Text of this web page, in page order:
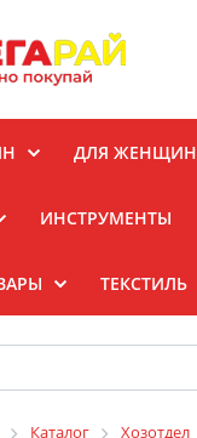
ДЛЯ ЖЕНЩИН
ИНСТРУМЕНТЫ
ТЕКСТИЛЬ
Каталог Хозотдел